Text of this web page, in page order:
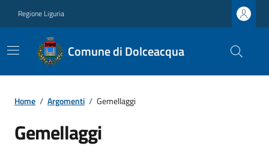
Regione Liguria
Comune di Dolceacqua
Home / Argomenti / Gemellaggi
Gemellaggi